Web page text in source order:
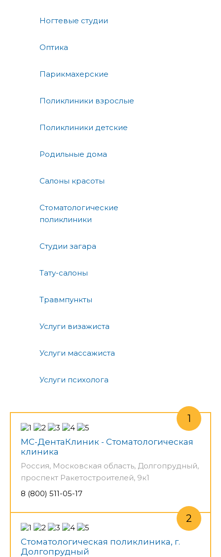
Ногтевые студии
Оптика
Парикмахерские
Поликлиники взрослые
Поликлиники детские
Родильные дома
Салоны красоты
Стоматологические
поликлиники
Студии загара
Тату-салоны
Травмпункты
Услуги визажиста
Услуги массажиста
Услуги психолога
МС-ДентаКлиник - Стоматологическая
клиника
Россия, Московская область, Долгопрудный,
проспект Ракетостроителей, 9к1
8 (800) 511-05-17
Стоматологическая поликлиника, г.
Долгопрудный